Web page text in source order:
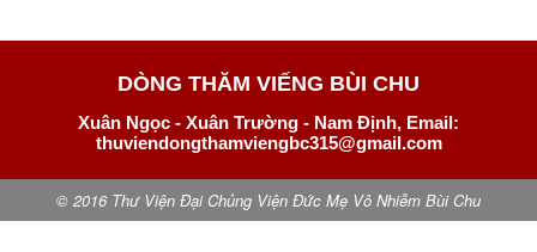
DÒNG THĂM VIẾNG BÙI CHU
Xuân Ngọc - Xuân Trường - Nam Định, Email:
thuviendongthamviengbc315@gmail.com
© 2016 Thư Viện Đại Chủng Viện Đức Mẹ Vô Nhiễm Bùi Chu